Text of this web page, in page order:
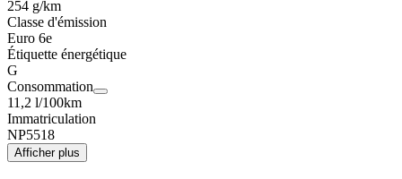
254 g/km
Classe d'émission
Euro 6e
Étiquette énergétique
G
Consommation
11,2 l/100km
Immatriculation
NP5518
Afficher plus